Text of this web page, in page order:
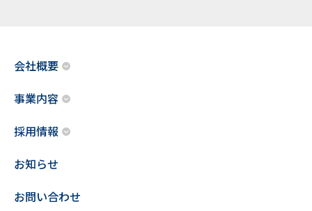
会社概要
事業内容
採用情報
お知らせ
お問い合わせ